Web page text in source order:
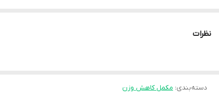
کمتر احساس خستگی و کوفتگی داشته باشند. با اینکه بیشتر ورزشکاران
کمک کرده و همچنین سیستم ایمنی بدن را تقویت می‌کند. کاهش میزان
نظرات
دسته‌بندی: مکمل کاهش وزن